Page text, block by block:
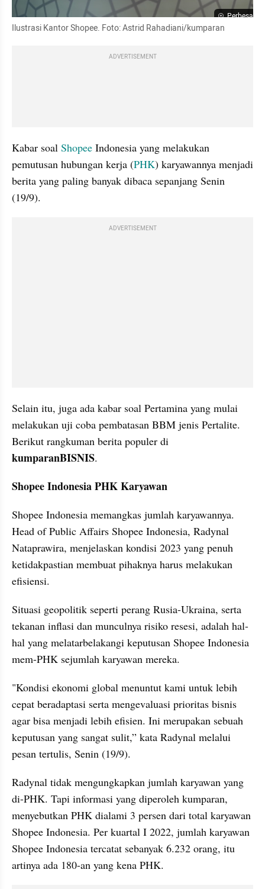
Perbesar
Ilustrasi Kantor Shopee. Foto: Astrid Rahadiani/kumparan
ADVERTISEMENT
Kabar soal Shopee Indonesia yang melakukan
pemutusan hubungan kerja (PHK) karyawannya menjadi
berita yang paling banyak dibaca sepanjang Senin
(19/9).
ADVERTISEMENT
Selain itu, juga ada kabar soal Pertamina yang mulai
melakukan uji coba pembatasan BBM jenis Pertalite.
kumparanBISNIS.
Shopee Indonesia PHK Karyawan
Shopee Indonesia memangkas jumlah karyawannya.
Head of Public Affairs Shopee Indonesia, Radynal
Nataprawira, menjelaskan kondisi 2023 yang penuh
ketidakpastian membuat pihaknya harus melakukan
efisiensi.
Situasi geopolitik seperti perang Rusia-Ukraina, serta
tekanan inflasi dan munculnya risiko resesi, adalah hal-
hal yang melatarbelakangi keputusan Shopee Indonesia
mem-PHK sejumlah karyawan mereka.
"Kondisi ekonomi global menuntut kami untuk lebih
cepat beradaptasi serta mengevaluasi prioritas bisnis
agar bisa menjadi lebih efisien. Ini merupakan sebuah
keputusan yang sangat sulit,” kata Radynal melalui
pesan tertulis, Senin (19/9).
Radynal tidak mengungkapkan jumlah karyawan yang
di-PHK. Tapi informasi yang diperoleh kumparan,
menyebutkan PHK dialami 3 persen dari total karyawan
Shopee Indonesia. Per kuartal I 2022, jumlah karyawan
Shopee Indonesia tercatat sebanyak 6.232 orang, itu
artinya ada 180-an yang kena PHK.